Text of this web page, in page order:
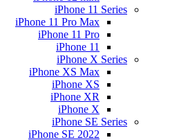
iPhone 11 Series
iPhone 11 Pro Max
iPhone 11 Pro
iPhone 11
iPhone X Series
iPhone XS Max
iPhone XS
iPhone XR
iPhone X
iPhone SE Series
iPhone SE 2022